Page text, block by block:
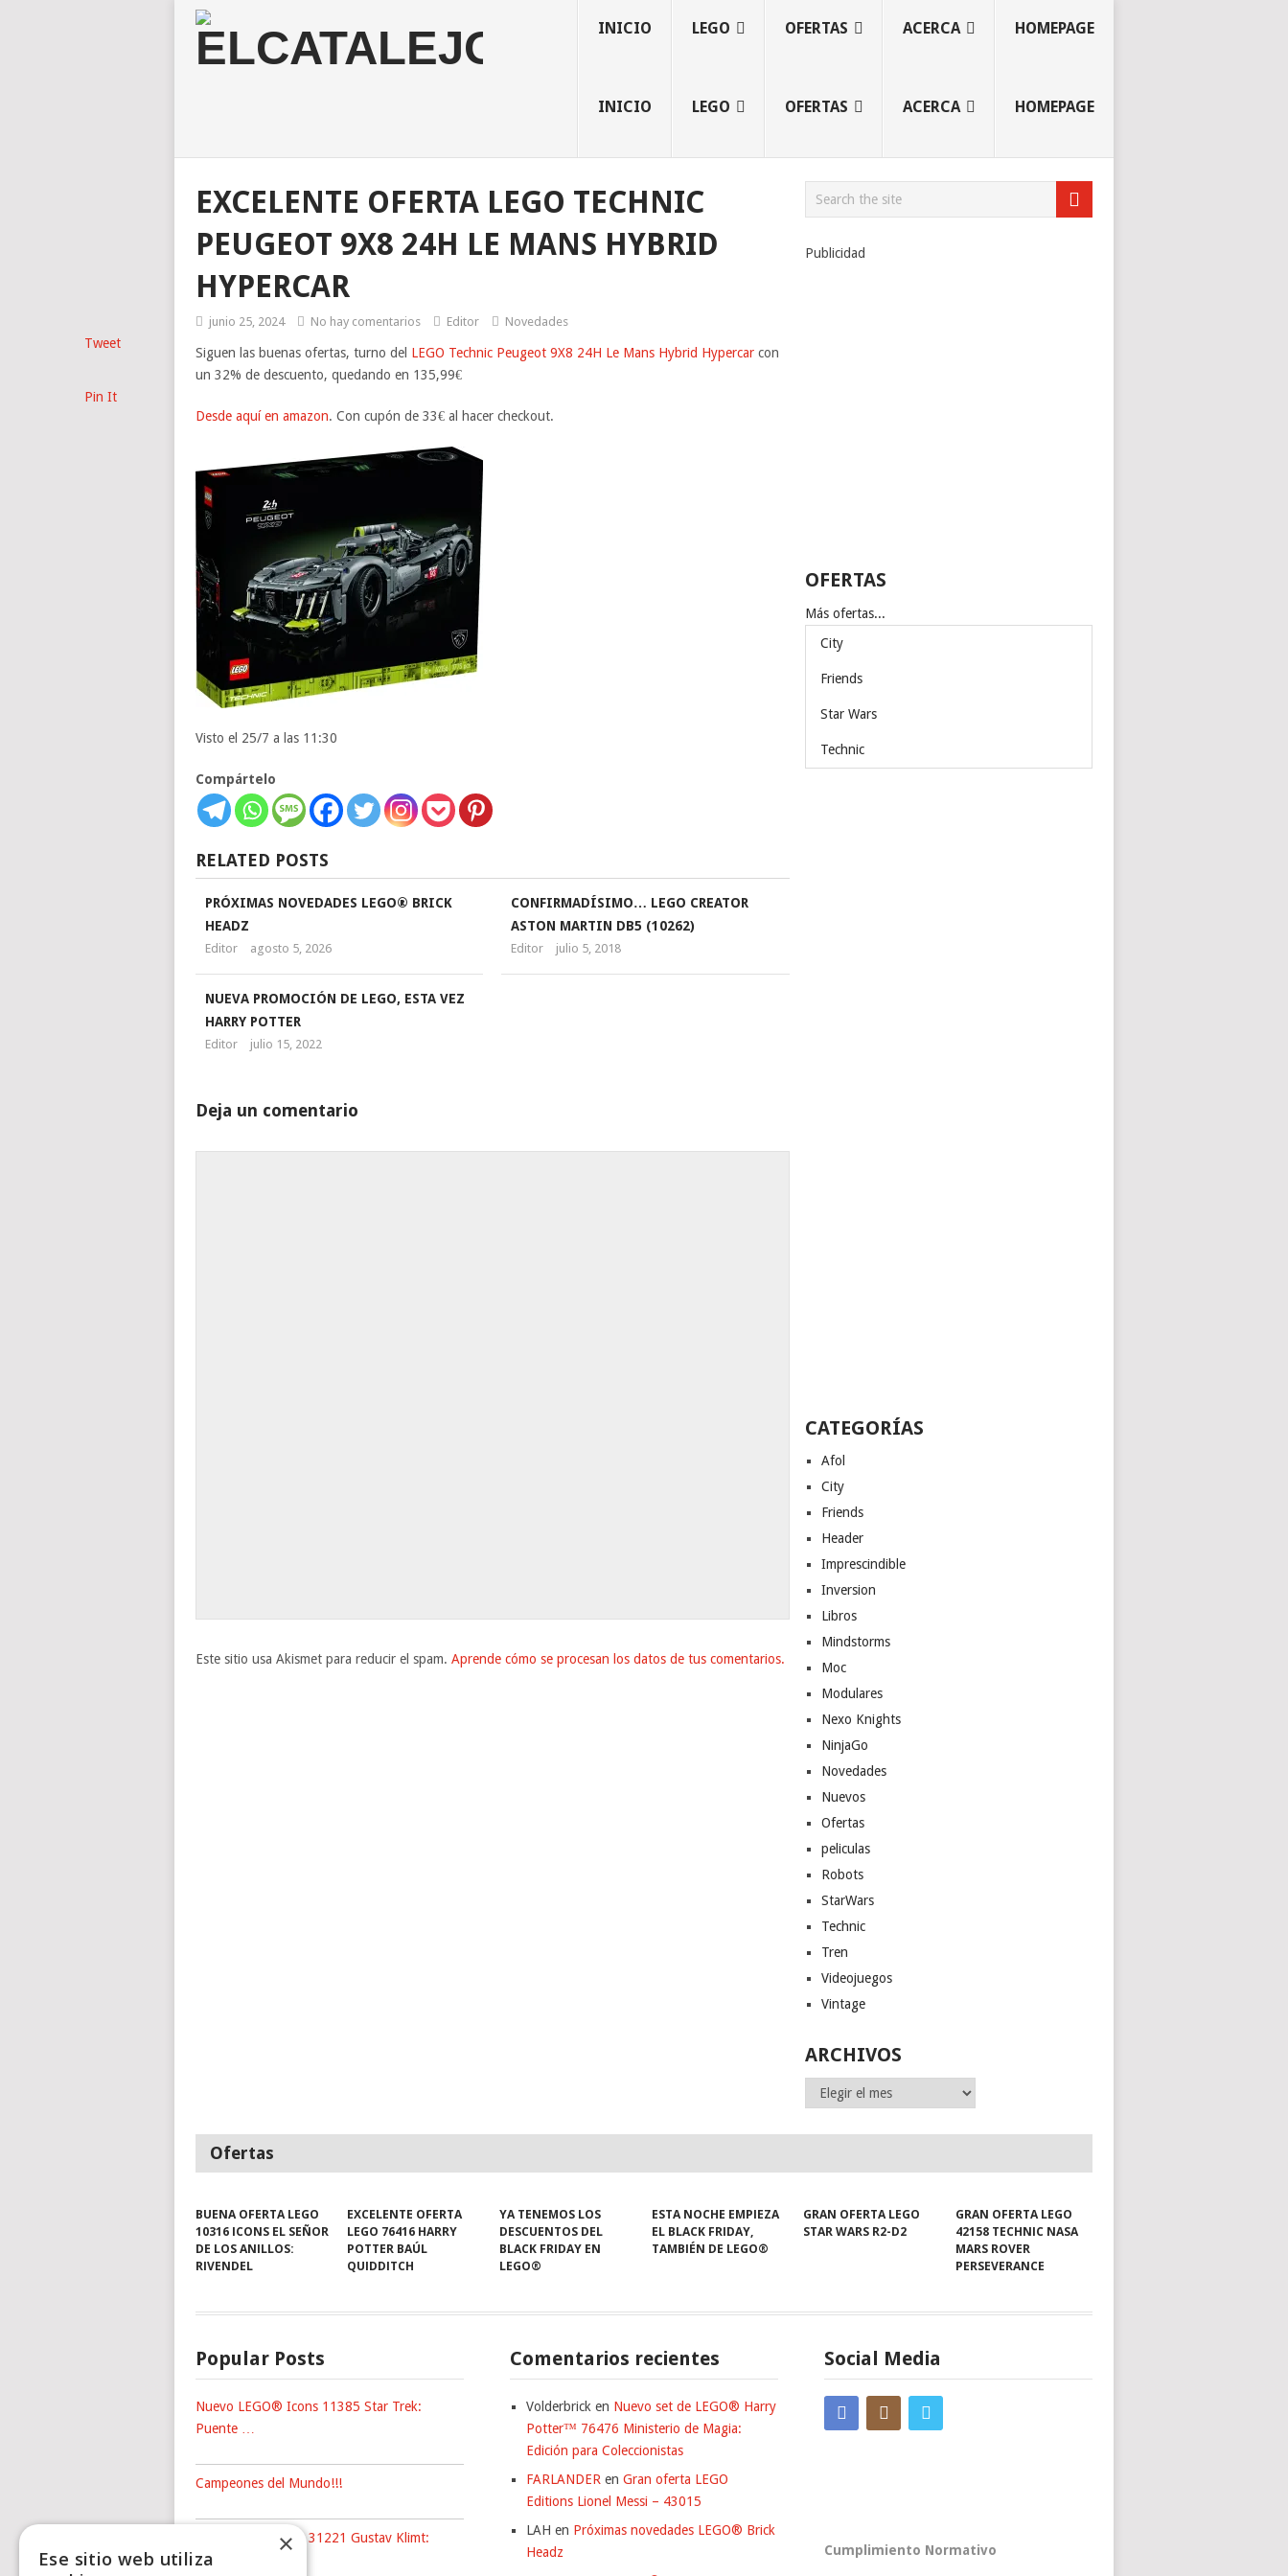
INICIO LEGO OFERTAS ACERCA HOMEPAGE
INICIO LEGO OFERTAS ACERCA HOMEPAGE
EXCELENTE OFERTA LEGO TECHNIC
PEUGEOT 9X8 24H LE MANS HYBRID
HYPERCAR
junio 25, 2024 No hay comentarios Editor Novedades
Siguen las buenas ofertas, turno del LEGO Technic Peugeot 9X8 24H Le Mans Hybrid Hypercarcon
un 32% de descuento, quedando en 135,99€
Desde aquí en amazon. Con cupón de 33€ al hacer checkout.
Visto el 25/7 a las 11:30
Compártelo
Tweet
Pin It
RELATED POSTS
PRÓXIMAS NOVEDADES LEGO® BRICK
HEADZ
Editor agosto 5, 2026
CONFIRMADÍSIMO… LEGO CREATOR
ASTON MARTIN DB5 (10262)
Editor julio 5, 2018
NUEVA PROMOCIÓN DE LEGO, ESTA VEZ
HARRY POTTER
Editor julio 15, 2022
Deja un comentario
Este sitio usa Akismet para reducir el spam. Aprende cómo se procesan los datos de tus comentarios.
Publicidad
OFERTAS
Más ofertas...
City
Friends
Star Wars
Technic
CATEGORÍAS
Afol
City
Friends
Header
Imprescindible
Inversion
Libros
Mindstorms
Moc
Modulares
Nexo Knights
NinjaGo
Novedades
Nuevos
Ofertas
peliculas
Robots
StarWars
Technic
Tren
Videojuegos
Vintage
ARCHIVOS
Archivos
Ofertas
BUENA OFERTA LEGO
10316 ICONS EL SEÑOR
DE LOS ANILLOS:
RIVENDEL
EXCELENTE OFERTA
LEGO 76416 HARRY
POTTER BAÚL
QUIDDITCH
YA TENEMOS LOS
DESCUENTOS DEL
BLACK FRIDAY EN
LEGO®
ESTA NOCHE EMPIEZA
EL BLACK FRIDAY,
TAMBIÉN DE LEGO®
GRAN OFERTA LEGO
STAR WARS R2-D2
GRAN OFERTA LEGO
42158 TECHNIC NASA
MARS ROVER
PERSEVERANCE
Popular Posts
Nuevo LEGO® Icons 11385 Star Trek:
Puente …
Campeones del Mundo!!!
Nuevo LEGO® Art 31221 Gustav Klimt:
The …
Comentarios recientes
Volderbrick en Nuevo set de LEGO® Harry
Potter™ 76476 Ministerio de Magia:
Edición para Coleccionistas
FARLANDER en Gran oferta LEGO
Editions Lionel Messi – 43015
LAH en Próximas novedades LEGO® Brick
Headz
Social Media
Cumplimiento Normativo
×
Ese sitio web utiliza